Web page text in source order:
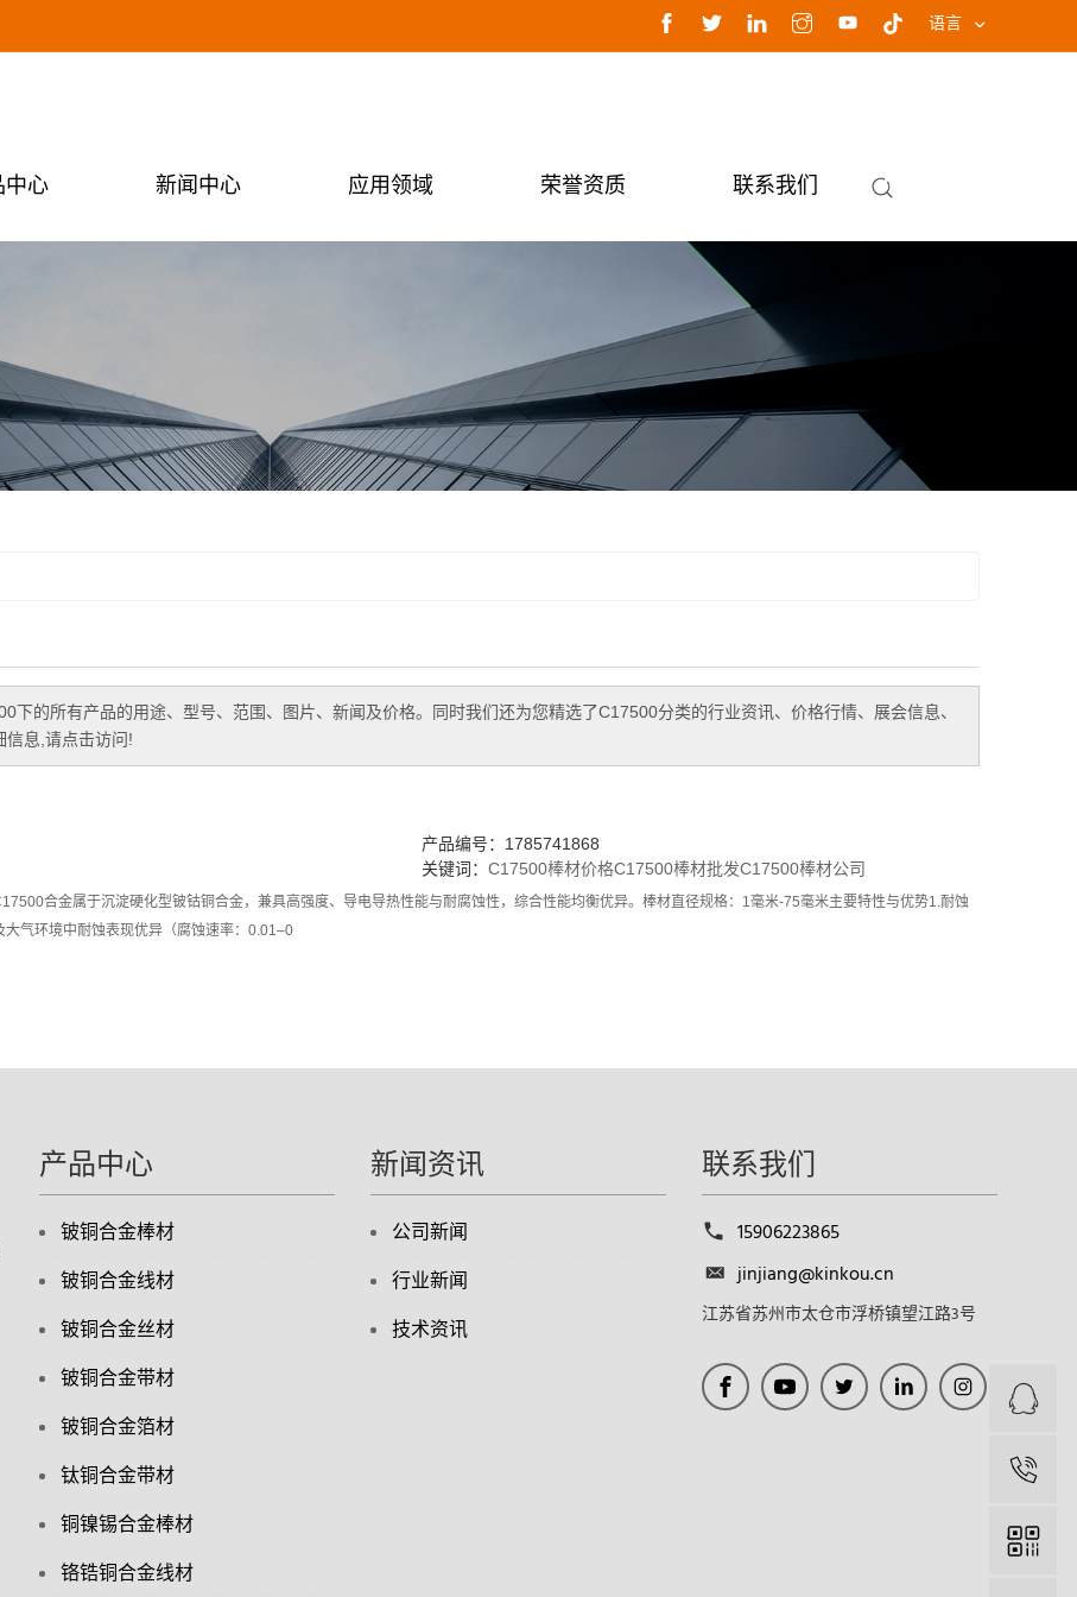
语言
心 新闻中心 应用领域 荣誉资质 联系我们
下的所有产品的用途、型号、范围、图片、新闻及价格。同时我们还为您精选了C17500分类的行业资讯、价格行情、展会信息、
信息,请点击访问!
产品编号：1785741868
关键词： C17500棒材价格C17500棒材批发C17500棒材公司
合金属于沉淀硬化型铍钴铜合金，兼具高强度、导电导热性能与耐腐蚀性，综合性能均衡优异。棒材直径规格：1毫米-75毫米主要特性与优势1.耐蚀
大气环境中耐蚀表现优异（腐蚀速率：0.01–0
产品中心
铍铜合金棒材
铍铜合金线材
铍铜合金丝材
铍铜合金带材
铍铜合金箔材
钛铜合金带材
铜镍锡合金棒材
铬锆铜合金线材
新闻资讯
公司新闻
行业新闻
技术资讯
联系我们
15906223865
jinjiang@kinkou.cn
江苏省苏州市太仓市浮桥镇望江路3号